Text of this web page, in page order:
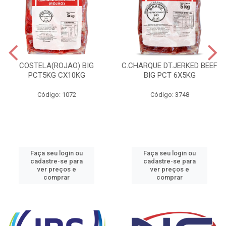
COSTELA(ROJAO) BIG
PCT5KG CX10KG
Código: 1072
Faça seu login ou
cadastre-se para
ver preços e
comprar
C.CHARQUE DT.JERKED BEEF
BIG PCT 6X5KG
Código: 3748
Faça seu login ou
cadastre-se para
ver preços e
comprar